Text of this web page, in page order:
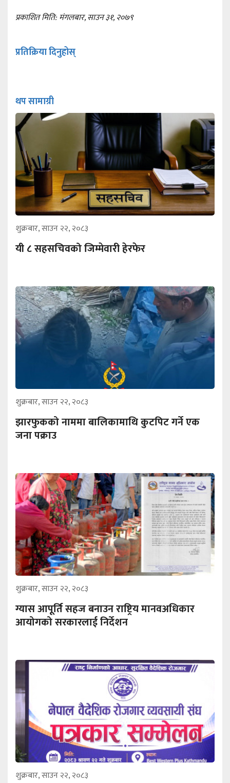
प्रकाशित मिति: मंगलबार, साउन ३१, २०७९
प्रतिक्रिया दिनुहोस्
थप सामाग्री
शुक्रबार, साउन २२, २०८३
यी ८ सहसचिवको जिम्मेवारी हेरफेर
शुक्रबार, साउन २२, २०८३
झारफुकको नाममा बालिकामाथि कुटपिट गर्ने एक
जना पक्राउ
शुक्रबार, साउन २२, २०८३
ग्यास आपूर्ति सहज बनाउन राष्ट्रिय मानवअधिकार
आयोगको सरकारलाई निर्देशन
शुक्रबार, साउन २२, २०८३